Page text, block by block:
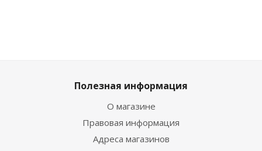
Полезная информация
О магазине
Правовая информация
Адреса магазинов